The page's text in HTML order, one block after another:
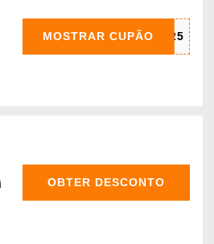
MOSTRAR CUPÃO
OBTER DESCONTO